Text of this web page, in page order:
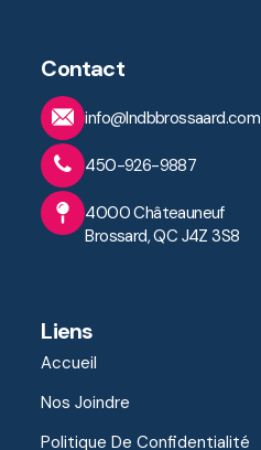
Contact
info@lndbbrossaard.com
450-926-9887
4000 Châteauneuf
Brossard, QC J4Z 3S8
Liens
Accueil
Nos Joindre
Politique De Confidentialité